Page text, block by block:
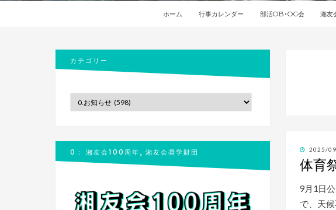
ホーム 行事カレンダー 部活OB･OG会 湘友
投
稿
日:
2025/
体育
9月1日
で、天
カテゴリー
テ
ー
0： 湘友会100周年, 湘友会奨学財団